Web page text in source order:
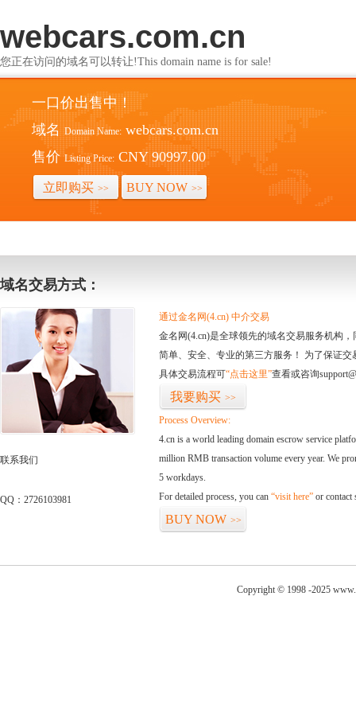
webcars.com.cn
您正在访问的域名可以转让!This domain name is for sale!
一口价出售中！
域名 Domain Name: webcars.com.cn
售价 Listing Price: CNY 90997.00
立即购买 >> BUY NOW >>
域名交易方式：
联系我们
QQ：2726103981
通过金名网(4.cn) 中介交易
金名网(4.cn)是全球领先的域名交易服务机构
简单、安全、专业的第三方服务！ 为了保证
具体交易流程可“点击这里”查看或咨询
我要购买 >>
Process Overview:
4.cn is a world leading domain escrow service
million RMB transaction volume every year. We
5 workdays.
For detailed process, you can “visit here” or contact
BUY NOW >>
Copyright © 1998 -2025